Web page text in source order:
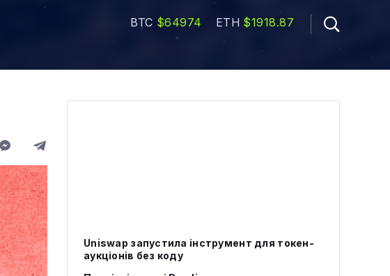
BTC $64974 ETH $1918.87
Uniswap запустила інструмент для токен-
аукціонів без коду